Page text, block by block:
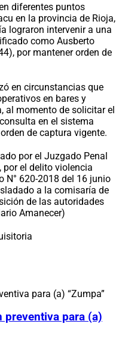
diferentes puntos
en la provincia de Rioja,
lograron intervenir a una
como Ausberto
por mantener orden de
en circunstancias que
en bares y
al momento de solicitar el
en el sistema
de captura vigente.
por el Juzgado Penal
por el delito violencia
620-2018 del 16 junio
a la comisaría de
de las autoridades
Amanecer)
preventiva para (a)